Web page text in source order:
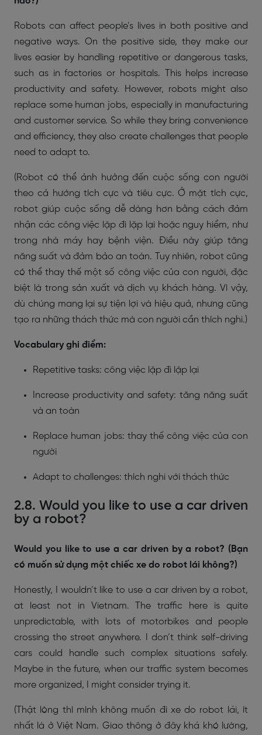
Robots can affect people’s lives in both positive and
negative ways. On the positive side, they make our
lives easier by handling repetitive or dangerous tasks,
such as in factories or hospitals. This helps increase
productivity and safety. However, robots might also
replace some human jobs, especially in manufacturing
and customer service. So while they bring convenience
and efficiency, they also create challenges that people
need to adapt to.
(Robot có thể ảnh hưởng đến cuộc sống con người
theo cả hướng tích cực và tiêu cực. Ở mặt tích cực,
robot giúp cuộc sống dễ dàng hơn bằng cách đảm
nhận các công việc lặp đi lặp lại hoặc nguy hiểm, như
trong nhà máy hay bệnh viện. Điều này giúp tăng
năng suất và đảm bảo an toàn. Tuy nhiên, robot cũng
có thể thay thế một số công việc của con người, đặc
biệt là trong sản xuất và dịch vụ khách hàng. Vì vậy,
dù chúng mang lại sự tiện lợi và hiệu quả, nhưng cũng
tạo ra những thách thức mà con người cần thích nghi.)
Vocabulary ghi điểm:
Repetitive tasks: công việc lặp đi lặp lại
Increase productivity and safety: tăng năng suất
và an toàn
Replace human jobs: thay thế công việc của con
người
Adapt to challenges: thích nghi với thách thức
2.8. Would you like to use a car driven
by a robot?
Would you like to use a car driven by a robot? (Bạn
có muốn sử dụng một chiếc xe do robot lái không?)
Honestly, I wouldn’t like to use a car driven by a robot,
at least not in Vietnam. The traffic here is quite
unpredictable, with lots of motorbikes and people
crossing the street anywhere. I don’t think self-driving
cars could handle such complex situations safely.
Maybe in the future, when our traffic system becomes
more organized, I might consider trying it.
(Thật lòng thì mình không muốn đi xe do robot lái, ít
nhất là ở Việt Nam. Giao thông ở đây khá khó lường,